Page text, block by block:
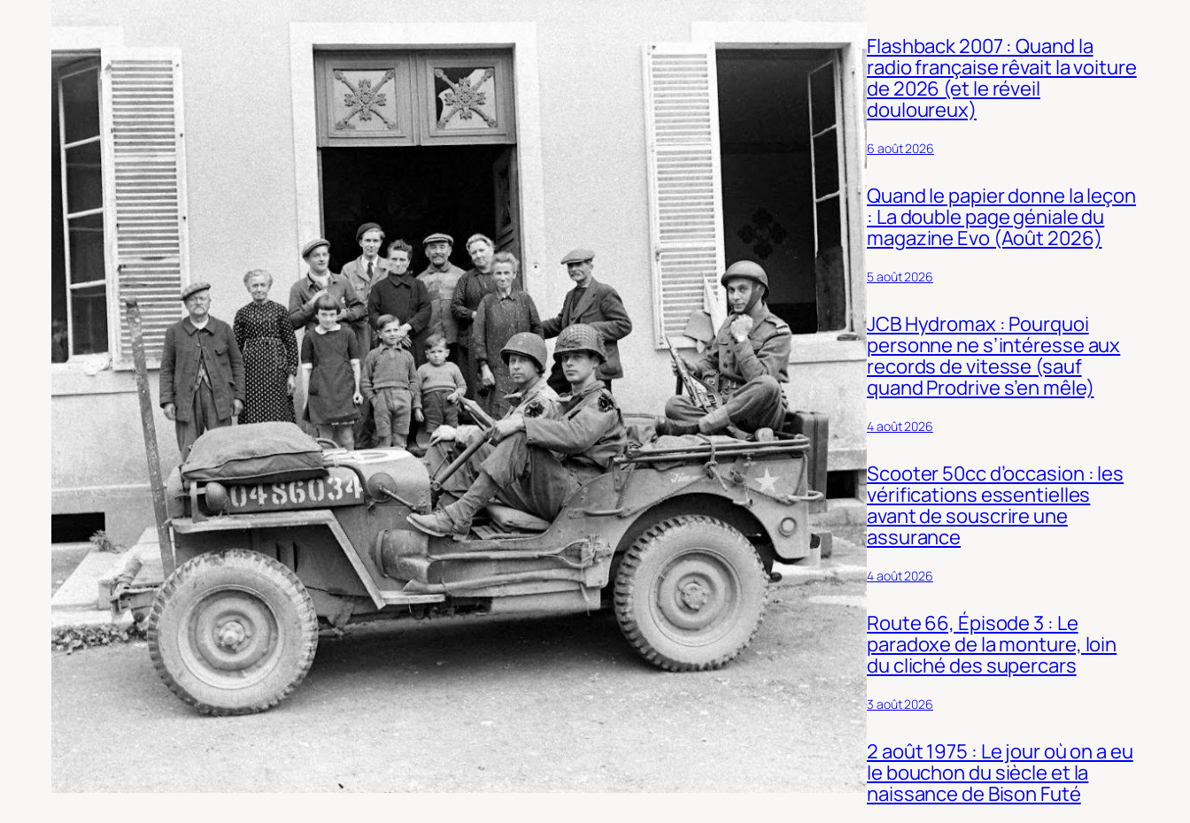
Flashback 2007 : Quand la
radio française rêvait la voiture
de 2026 (et le réveil
douloureux)
6 août 2026
Quand le papier donne la leçon
: La double page géniale du
magazine Evo (Août 2026)
5 août 2026
JCB Hydromax : Pourquoi
personne ne s’intéresse aux
records de vitesse (sauf
quand Prodrive s’en mêle)
4 août 2026
Scooter 50cc d’occasion : les
vérifications essentielles
avant de souscrire une
assurance
4 août 2026
Route 66, Épisode 3 : Le
paradoxe de la monture, loin
du cliché des supercars
3 août 2026
2 août 1975 : Le jour où on a eu
le bouchon du siècle et la
naissance de Bison Futé